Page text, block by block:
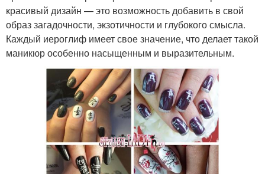
красивый дизайн — это возможность добавить в свой
образ загадочности, экзотичности и глубокого смысла.
Каждый иероглиф имеет свое значение, что делает такой
маникюр особенно насыщенным и выразительным.